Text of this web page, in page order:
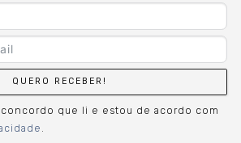
QUERO RECEBER!
concordo que li e estou de acordo com
.